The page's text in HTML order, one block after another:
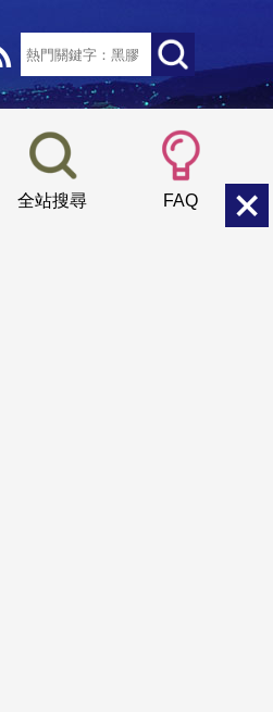
全站搜尋 FAQ
小 中